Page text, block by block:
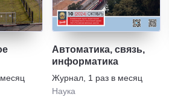
Автоматика, связь,
информатика
Журнал 1 раз в месяц
Наука